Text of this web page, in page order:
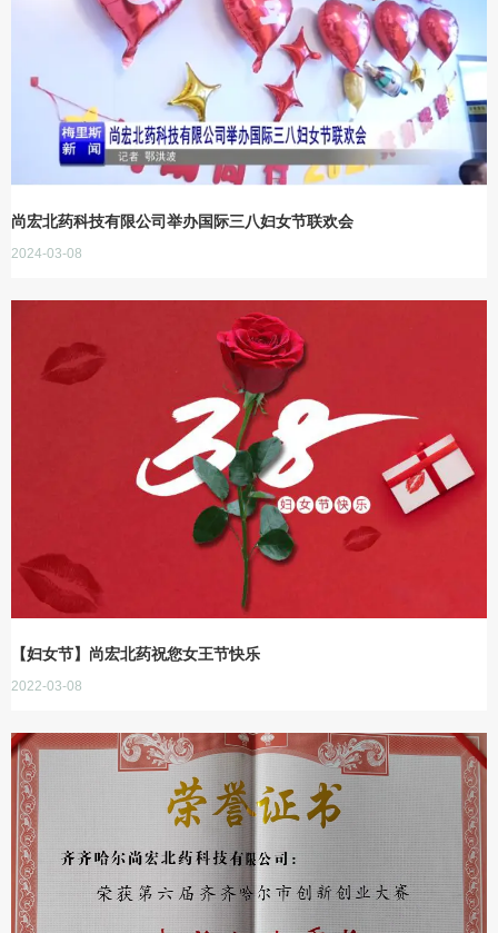
尚宏北药科技有限公司举办国际三八妇女节联欢会
2024-03-08
【妇女节】尚宏北药祝您女王节快乐
2022-03-08